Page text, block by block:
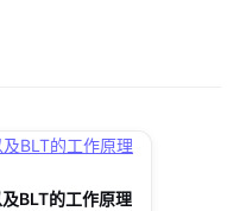
BLT的工作原理